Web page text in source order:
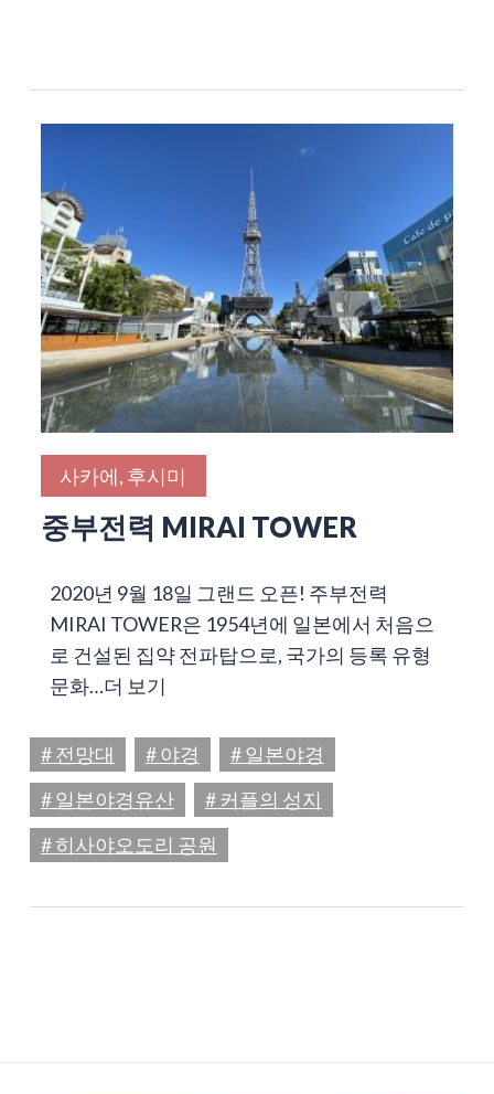
사카에, 후시미
중부전력 MIRAI TOWER
2020년 9월 18일 그랜드 오픈! 주부전력
MIRAI TOWER은 1954년에 일본에서 처음으
로 건설된 집약 전파탑으로, 국가의 등록 유형
문화…더 보기
# 전망대 # 야경
# 일본야경
# 일본야경유산
# 커플의 성지
# 히사야오도리 공원